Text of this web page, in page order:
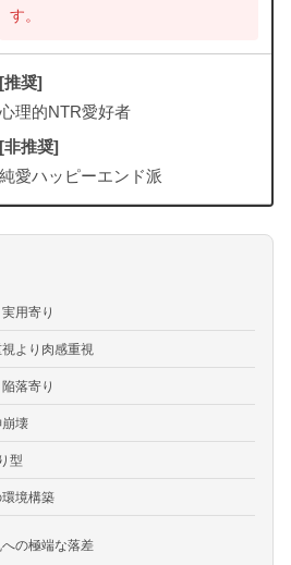
す。
[推奨]
心理的NTR愛好者
[非推奨]
純愛ハッピーエンド派
用寄り
より肉感重視
落寄り
壊
型
境構築
の極端な落差